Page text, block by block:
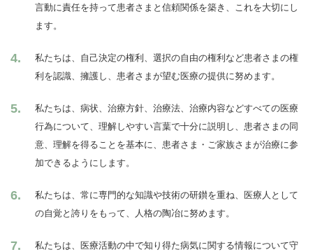
言動に責任を持って患者さまと信頼関係を築き、これを大切にし
ます。
私たちは、自己決定の権利、選択の自由の権利など患者さまの権
利を認識、擁護し、患者さまが望む医療の提供に努めます。
私たちは、病状、治療方針、治療法、治療内容などすべての医療
行為について、理解しやすい言葉で十分に説明し、患者さまの同
意、理解を得ることを基本に、患者さま・ご家族さまが治療に参
加できるようにします。
私たちは、常に専門的な知識や技術の研鑚を重ね、医療人として
の自覚と誇りをもって、人格の陶冶に努めます。
私たちは、医療活動の中で知り得た病気に関する情報について守